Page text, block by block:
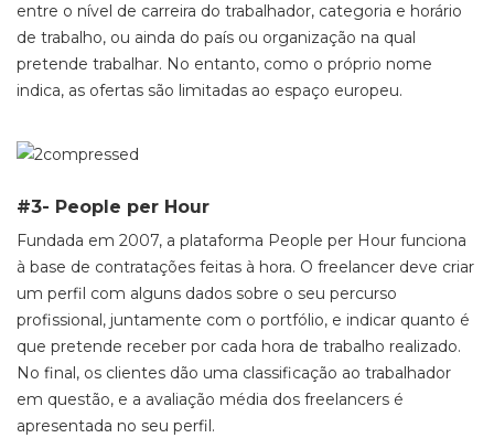
entre o nível de carreira do trabalhador, categoria e horário
de trabalho, ou ainda do país ou organização na qual
pretende trabalhar. No entanto, como o próprio nome
indica, as ofertas são limitadas ao espaço europeu.
#3- People per Hour
Fundada em 2007, a plataforma People per Hour funciona
à base de contratações feitas à hora. O freelancer deve criar
um perfil com alguns dados sobre o seu percurso
profissional, juntamente com o portfólio, e indicar quanto é
que pretende receber por cada hora de trabalho realizado.
No final, os clientes dão uma classificação ao trabalhador
em questão, e a avaliação média dos freelancers é
apresentada no seu perfil.